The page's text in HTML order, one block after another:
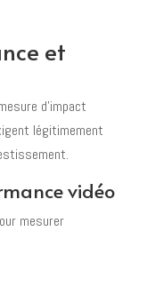
et
d'impact
légitimement
vidéo
mesurer